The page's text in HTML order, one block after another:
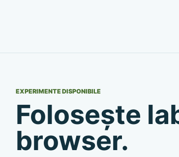
EXPERIMENTE DISPONIBILE
Folosește
browser.